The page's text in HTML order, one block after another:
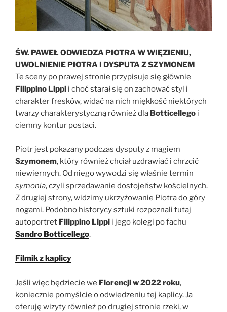
ŚW. PAWEŁ ODWIEDZA PIOTRA W WIĘZIENIU,
UWOLNIENIE PIOTRA I DYSPUTA Z SZYMONEM
Te sceny po prawej stronie przypisuje się głównie
Filippino Lippi i choć starał się on zachować styl i
charakter fresków, widać na nich miękkość niektórych
twarzy charakterystyczną również dla Botticellego i
ciemny kontur postaci.
Piotr jest pokazany podczas dysputy z magiem
Szymonem, który również chciał uzdrawiać i chrzcić
niewiernych. Od niego wywodzi się właśnie termin
symonia, czyli sprzedawanie dostojeństw kościelnych.
Z drugiej strony, widzimy ukrzyżowanie Piotra do góry
nogami. Podobno historycy sztuki rozpoznali tutaj
autoportret Filippino Lippi i jego kolegi po fachu
Sandro Botticellego.
Filmik z kaplicy
Jeśli więc będziecie we Florencji w 2022 roku,
koniecznie pomyślcie o odwiedzeniu tej kaplicy. Ja
oferuję wizyty również po drugiej stronie rzeki, w